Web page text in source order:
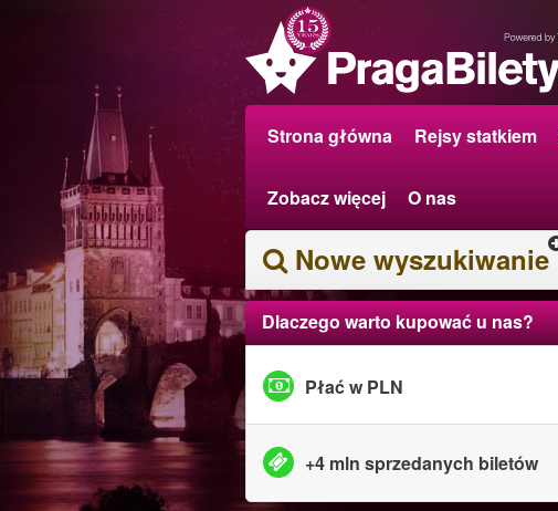
Strona główna Rejsy statkiem
Zobacz więcej O nas
Nowe wyszukiwanie
Dlaczego warto kupować u nas?
Płać w PLN
+4 mln sprzedanych biletów